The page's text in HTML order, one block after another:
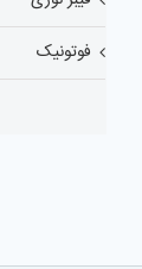
فوتونیک